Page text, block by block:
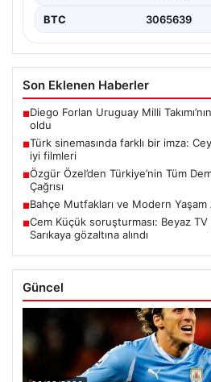
BTC 3065639
Son Eklenen Haberler
■Diego Forlan Uruguay Milli
oldu
■Türk sinemasında farklı bir imza:
iyi filmleri
■Özgür Özel’den Türkiye’nin Tüm
Çağrısı
■Bahçe Mutfakları ve Modern Yaşam
■Cem Küçük soruşturması: Beyaz TV
Sarıkaya gözaltına alındı
Güncel